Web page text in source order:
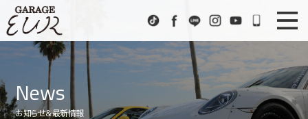
TikTokFacebook
LINE InstagramYoutube072-
ニュース
Stock List
在庫車情報
News
お知らせ＆最新情報